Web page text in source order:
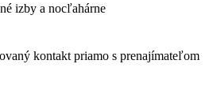
izby a nocľahárne
kontakt priamo s prenajímateľom